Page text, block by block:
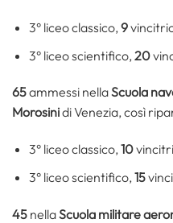
3° liceo classico,9
3° liceo scientifico, 20
65ammessi nellaScuola
Morosinidi Venezia, così
3° liceo classico,10
3° liceo scientifico, 15
45 nellaScuola militare